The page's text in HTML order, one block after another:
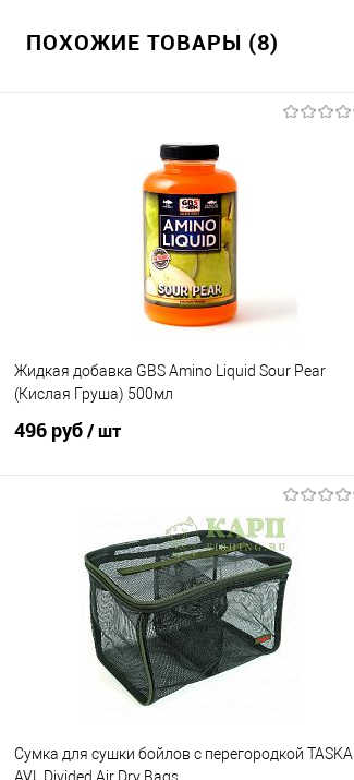
ПОХОЖИЕ ТОВАРЫ (8)
Жидкая добавка GBS Amino Liquid Sour Pear
(Кислая Груша) 500мл
496 руб/ шт
В корзину
Купить в 1 клик
Сравнение
В избранное
В наличии
Сумка для сушки бойлов с перегородкой TASKA